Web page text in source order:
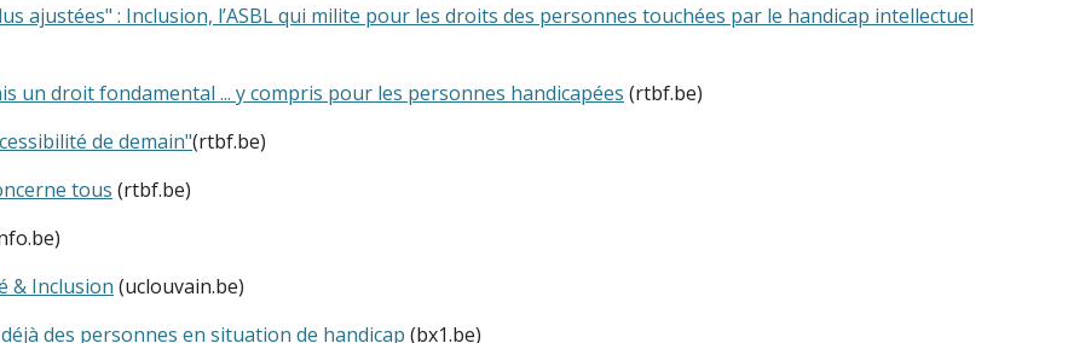
ajustées" : Inclusion, l’ASBL qui milite pour les droits des personnes touchées par le handicap intellectuel
un droit fondamental ... y compris pour les personnes handicapées (rtbf.be)
de demain"(rtbf.be)
tous (rtbf.be)
& Inclusion (uclouvain.be)
des personnes en situation de handicap (bx1.be)